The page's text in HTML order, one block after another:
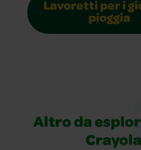
Lavoretti per i
pioggia
Altro da
Crayola